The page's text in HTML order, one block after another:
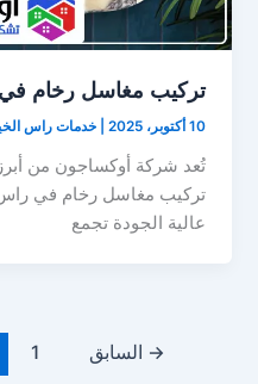
تركيب مغاسل رخام
10 أكتوبر، 2025 |خدمات راس
تُعد شركة أوكساجون من
تركيب مغاسل رخام في
عالية الجودة تجمع
→ السابق 1